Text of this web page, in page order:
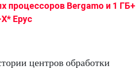
центров обработки